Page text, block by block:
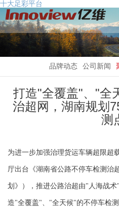
十大足彩平台
品牌动态 公司新闻
打造"全覆盖"、"全
治超网，湖南规划
测
为进一步加强治理货运车辆超限超
厅出台《湖南省公路不停车检测治
划》），推进公路治超由"人海战
造"全覆盖"、"全天候"的不停车检